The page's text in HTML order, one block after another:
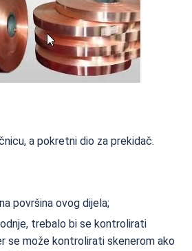
a pokretni dio za prekidač.
površina ovog dijela;
trebalo bi se kontrolirati
se može kontrolirati skenerom ako